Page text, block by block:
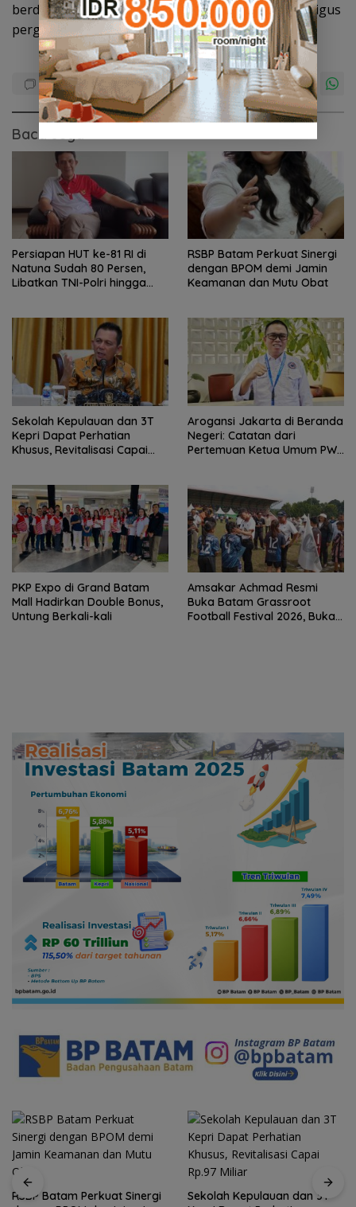
berdirinya grub hadroh di lingkungan RW 19, sekaligus
pergantian nama grub hadroh tersebut.(emr)
Baca Juga
Persiapan HUT ke-81 RI di
Natuna Sudah 80 Persen,
Libatkan TNI-Polri hingga
RSBP Batam Perkuat Sinergi
dengan BPOM demi Jamin
Keamanan dan Mutu Obat
Sekolah Kepulauan dan 3T
Kepri Dapat Perhatian
Khusus, Revitalisasi Capai
Arogansi Jakarta di Beranda
Negeri: Catatan dari
Pertemuan Ketua Umum PWI
PKP Expo di Grand Batam
Mall Hadirkan Double Bonus,
Untung Berkali-kali
Amsakar Achmad Resmi
Buka Batam Grassroot
Football Festival 2026, Buka
Sekolah Kepulauan dan 3T
Arogansi Jakarta di Beranda